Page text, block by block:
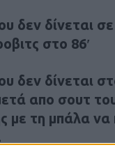
δεν δίνεται
στο 86′
δεν δίνεται
απο σουτ
με τη μπάλα να